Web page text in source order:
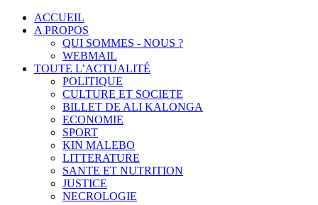
ACCUEIL
A PROPOS
QUI SOMMES - NOUS ?
WEBMAIL
TOUTE L’ACTUALITÉ
POLITIQUE
CULTURE ET SOCIETE
BILLET DE ALI KALONGA
ECONOMIE
SPORT
KIN MALEBO
LITTERATURE
SANTE ET NUTRITION
JUSTICE
NECROLOGIE